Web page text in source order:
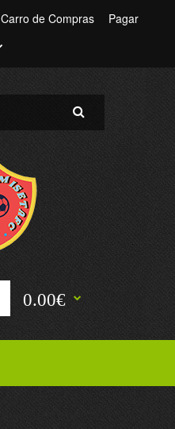
Carro de Compras
Pagar
0.00€